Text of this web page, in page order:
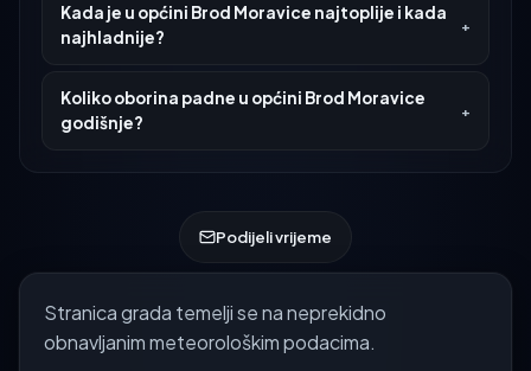
Kada je u općini Brod Moravice najtoplije i kada
najhladnije?
Koliko oborina padne u općini Brod Moravice
godišnje?
Podijeli vrijeme
Stranica grada temelji se na neprekidno
obnavljanim meteorološkim podacima.